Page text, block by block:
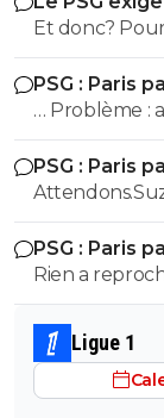
Et donc?
convient
PSG : Paris
départ
… Problème :
Ah, le Farcy
PSG : Paris
départ
d'emulation
PSG : Paris
départ
Rien a
Pas le cas de
Ligue 1